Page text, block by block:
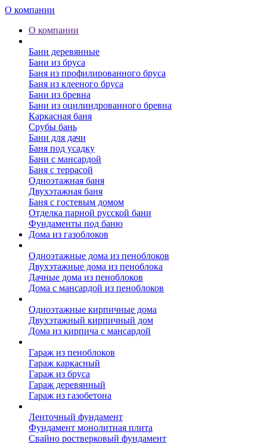
О компании
О компании
Бани деревянные
Бани из бруса
Баня из профилированного бруса
Баня из клееного бруса
Бани из бревна
Бани из оцилиндрованного бревна
Каркасная баня
Срубы бань
Бани для дачи
Баня под усадку
Бани с мансардой
Баня с террасой
Одноэтажная баня
Двухэтажная баня
Баня с гостевым домом
Отделка парной русской бани
Фундаменты под баню
Дома из газоблоков
Одноэтажные дома из пеноблоков
Двухэтажные дома из пеноблока
Дачные дома из пеноблоков
Дома с мансардой из пеноблоков
Одноэтажные кирпичные дома
Двухэтажный кирпичный дом
Дома из кирпича с мансардой
Гараж из пеноблоков
Гараж каркасный
Гараж из бруса
Гараж деревянный
Гараж из газобетона
Ленточный фундамент
Фундамент монолитная плита
Свайно ростверковый фундамент